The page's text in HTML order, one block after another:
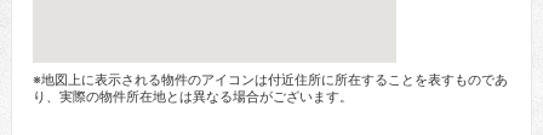
※地図上に表示される物件のアイコンは付近住所に所在することを表すものであ
り、実際の物件所在地とは異なる場合がございます。